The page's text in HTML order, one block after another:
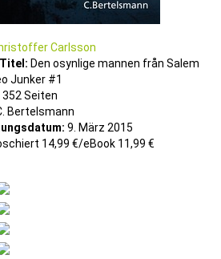
Carlsson
Den osynlige mannen från Salem
Junker #1
352 Seiten
Bertelsmann
9. März 2015
14,99 €/eBook 11,99 €